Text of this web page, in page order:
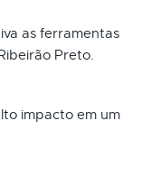
as ferramentas
Preto.
impacto em um